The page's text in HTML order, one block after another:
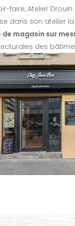
faire, Atelier
dans son atelier
magasin sur
des